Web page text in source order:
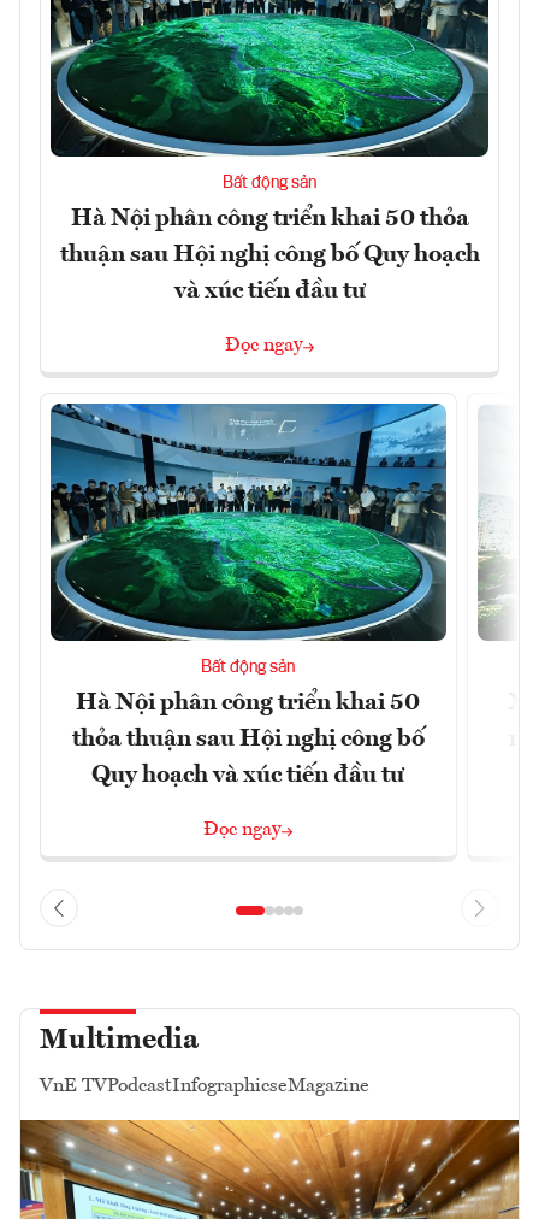
Bất động sản
Hà Nội phân công triển khai 50 thỏa
thuận sau Hội nghị công bố Quy hoạch
và xúc tiến đầu tư
Đọc ngay
Bất động sản
Hà Nội phân công triển khai 50
thỏa thuận sau Hội nghị công bố
Quy hoạch và xúc tiến đầu tư
Đọc ngay
Multimedia
VnE TVPodcastInfographicseMagazine